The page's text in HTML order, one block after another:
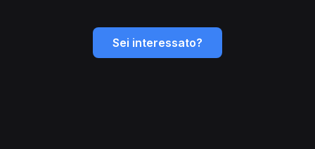
Sei interessato?